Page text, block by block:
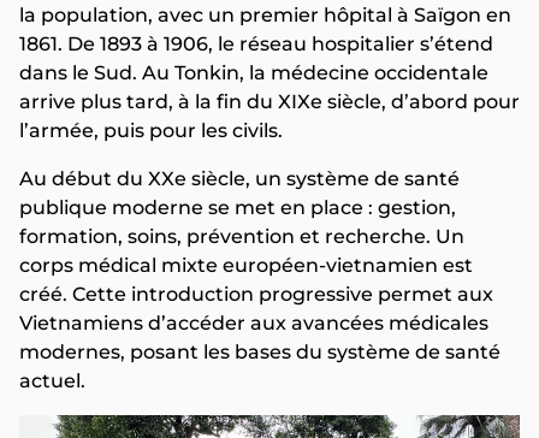
la population, avec un premier hôpital à Saïgon en
1861. De 1893 à 1906, le réseau hospitalier s’étend
dans le Sud. Au Tonkin, la médecine occidentale
arrive plus tard, à la fin du XIXe siècle, d’abord pour
l’armée, puis pour les civils.
Au début du XXe siècle, un système de santé
publique moderne se met en place : gestion,
formation, soins, prévention et recherche. Un
corps médical mixte européen-vietnamien est
créé. Cette introduction progressive permet aux
Vietnamiens d’accéder aux avancées médicales
modernes, posant les bases du système de santé
actuel.